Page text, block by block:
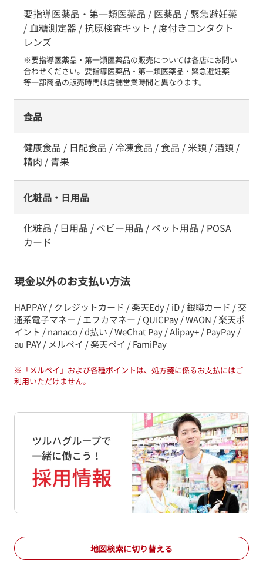
要指導医薬品・第一類医薬品 / 医薬品 / 緊急避妊薬
/ 血糖測定器 / 抗原検査キット / 度付きコンタクト
レンズ
※要指導医薬品・第一類医薬品の販売については各店にお問い
合わせください。要指導医薬品・第一類医薬品・緊急避妊薬
等一部商品の販売時間は店舗営業時間と異なります。
食品
健康食品 / 日配食品 / 冷凍食品 / 食品 / 米類 / 酒類 /
精肉 / 青果
化粧品・日用品
化粧品 / 日用品 / ベビー用品 / ペット用品 / POSA
カード
現金以外のお支払い方法
HAPPAY / クレジットカード / 楽天Edy / iD / 銀聯カード / 交
通系電子マネー / エフカマネー / QUICPay / WAON / 楽天ポ
イント / nanaco / d払い / WeChat Pay / Alipay+ / PayPay /
au PAY / メルペイ / 楽天ペイ / FamiPay
※ 「メルペイ」および各種ポイントは、処方箋に係るお支払にはご
利用いただけません。
地図検索に切り替える